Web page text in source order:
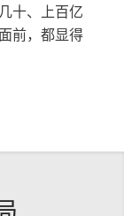
十、上百亿
前，都显得